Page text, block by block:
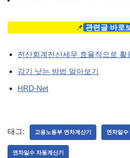
📌 관련글 바로
전산회계전산세무 효율적으로 활
감기 낫는 방법 알아보기
HRD-Net
태그: 고용노동부 연차계산기 연차일수
연차일수 자동계산기